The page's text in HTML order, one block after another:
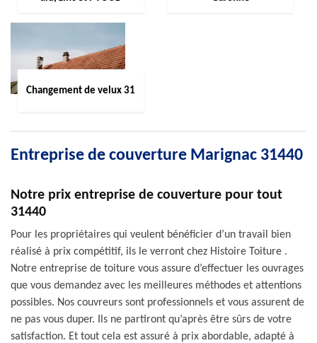
Changement de velux 31
Entreprise de couverture Marignac 31440
Notre prix entreprise de couverture pour tout
31440
Pour les propriétaires qui veulent bénéficier d’un travail bien
réalisé à prix compétitif, ils le verront chez Histoire Toiture .
Notre entreprise de toiture vous assure d’effectuer les ouvrages
que vous demandez avec les meilleures méthodes et attentions
possibles. Nos couvreurs sont professionnels et vous assurent de
ne pas vous duper. Ils ne partiront qu’après être sûrs de votre
satisfaction. Et tout cela est assuré à prix abordable, adapté à